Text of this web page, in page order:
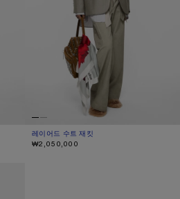
레이어드 수트 재킷
현재 색상: 웜 그레이
가격: ₩2,050,000.
₩2,050,000